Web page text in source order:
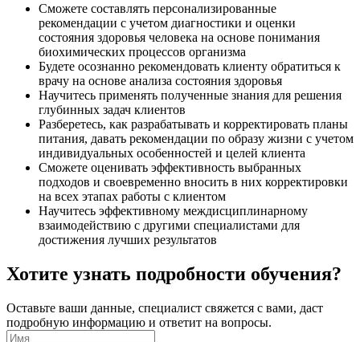
Сможете составлять персонализированные
рекомендации с учетом диагностики и оценки
состояния здоровья человека на основе понимания
биохимических процессов организма
Будете осознанно рекомендовать клиенту обратиться к
врачу на основе анализа состояния здоровья
Научитесь применять полученные знания для решения
глубинных задач клиентов
Разберетесь, как разрабатывать и корректировать планы
питания, давать рекомендации по образу жизни с учетом
индивидуальных особенностей и целей клиента
Сможете оценивать эффективность выбранных
подходов и своевременно вносить в них корректировки
на всех этапах работы с клиентом
Научитесь эффективному междисциплинарному
взаимодействию с другими специалистами для
достижения лучших результатов
Хотите узнать подробности обучения?
Оставьте ваши данные, специалист свяжется с вами, даст
подробную информацию и ответит на вопросы.